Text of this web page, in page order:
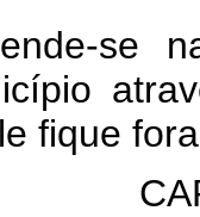
se
fique